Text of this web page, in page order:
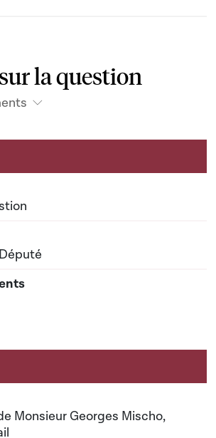
la question
Monsieur Georges Mischo,